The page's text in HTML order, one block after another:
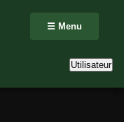
☰ Menu
Utilisateur